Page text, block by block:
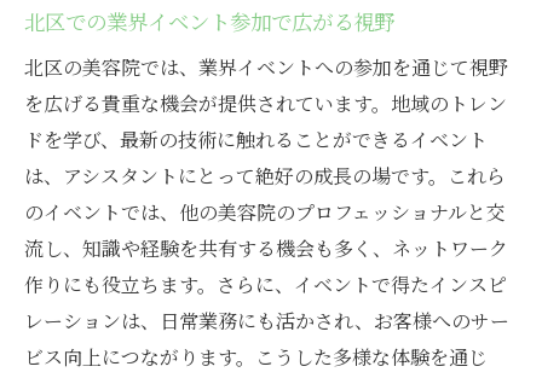
北区での業界イベント参加で広がる視野
北区の美容院では、業界イベントへの参加を通じて視野
を広げる貴重な機会が提供されています。地域のトレン
ドを学び、最新の技術に触れることができるイベント
は、アシスタントにとって絶好の成長の場です。これら
のイベントでは、他の美容院のプロフェッショナルと交
流し、知識や経験を共有する機会も多く、ネットワーク
作りにも役立ちます。さらに、イベントで得たインスピ
レーションは、日常業務にも活かされ、お客様へのサー
ビス向上につながります。こうした多様な体験を通じ